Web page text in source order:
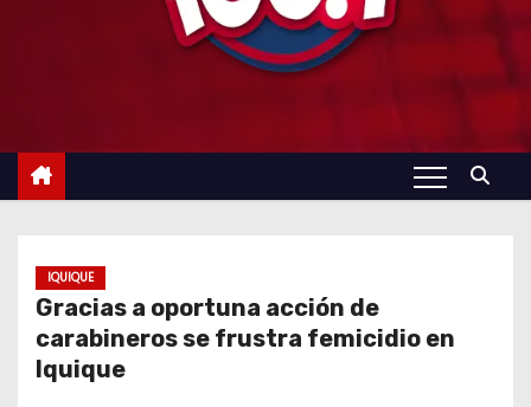
IQUIQUE
Gracias a oportuna acción de
carabineros se frustra femicidio en
Iquique